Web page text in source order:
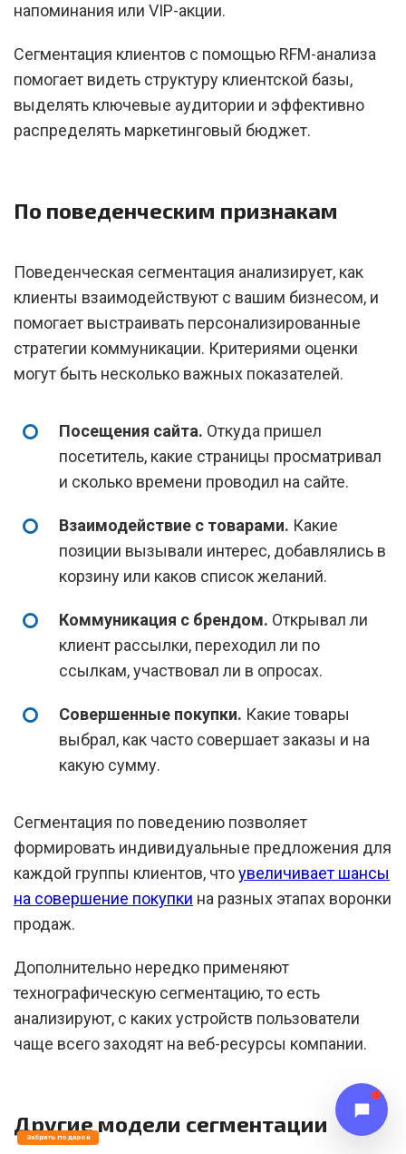
напоминания или VIP-акции.
Сегментация клиентов с помощью RFM-анализа
помогает видеть структуру клиентской базы,
выделять ключевые аудитории и эффективно
распределять маркетинговый бюджет.
По поведенческим признакам
Поведенческая сегментация анализирует, как
клиенты взаимодействуют с вашим бизнесом, и
помогает выстраивать персонализированные
стратегии коммуникации. Критериями оценки
могут быть несколько важных показателей.
Посещения сайта. Откуда пришел
посетитель, какие страницы просматривал
и сколько времени проводил на сайте.
Взаимодействие с товарами. Какие
позиции вызывали интерес, добавлялись в
корзину или каков список желаний.
Коммуникация с брендом. Открывал ли
клиент рассылки, переходил ли по
ссылкам, участвовал ли в опросах.
Совершенные покупки. Какие товары
выбрал, как часто совершает заказы и на
какую сумму.
Сегментация по поведению позволяет
формировать индивидуальные предложения для
каждой группы клиентов, чтоувеличивает шансы
на совершение покупки на разных этапах воронки
продаж.
Дополнительно нередко применяют
технографическую сегментацию, то есть
анализируют, с каких устройств пользователи
чаще всего заходят на веб-ресурсы компании.
Другие модели сегментации
Забрать подарок